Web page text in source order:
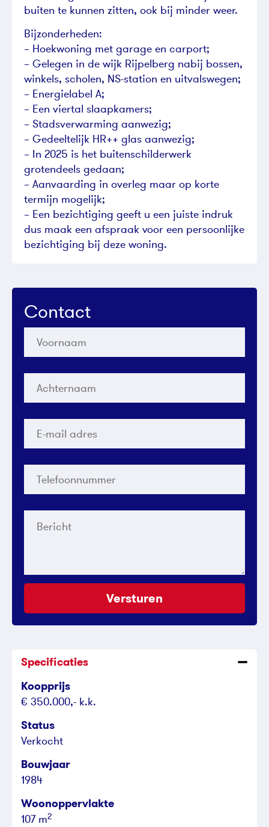
buiten te kunnen zitten, ook bij minder weer.
Bijzonderheden:
– Hoekwoning met garage en carport;
– Gelegen in de wijk Rijpelberg nabij bossen,
winkels, scholen, NS-station en uitvalswegen;
– Energielabel A;
– Een viertal slaapkamers;
– Stadsverwarming aanwezig;
– Gedeeltelijk HR++ glas aanwezig;
– In 2025 is het buitenschilderwerk
grotendeels gedaan;
– Aanvaarding in overleg maar op korte
termijn mogelijk;
– Een bezichtiging geeft u een juiste indruk
dus maak een afspraak voor een persoonlijke
bezichtiging bij deze woning.
Contact
mail
adres
Versturen
Specificaties
Koopprijs
€ 350.000,- k.k.
Status
Verkocht
Bouwjaar
1984
Woonoppervlakte
107 m2